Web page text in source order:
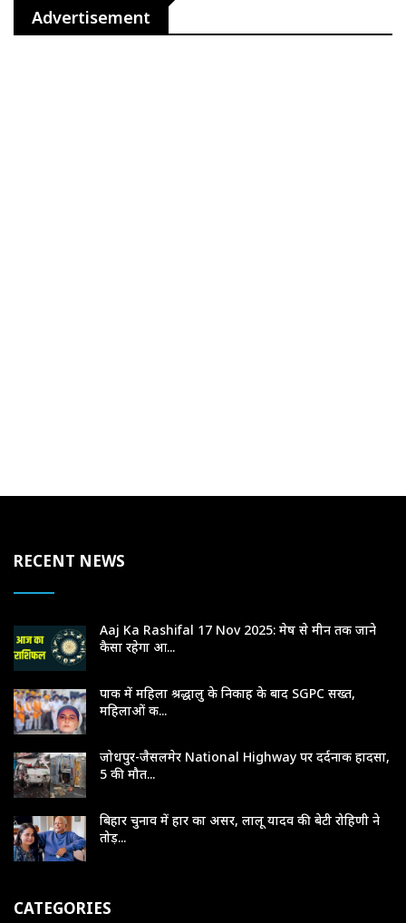
Advertisement
RECENT NEWS
Aaj Ka Rashifal 17 Nov 2025: मेष से मीन तक जाने
कैसा रहेगा आ...
पाक में महिला श्रद्धालु के निकाह के बाद SGPC सख्त,
महिलाओं क...
जोधपुर-जैसलमेर National Highway पर दर्दनाक हादसा,
5 की मौत...
बिहार चुनाव में हार का असर, लालू यादव की बेटी रोहिणी ने
तोड़...
CATEGORIES